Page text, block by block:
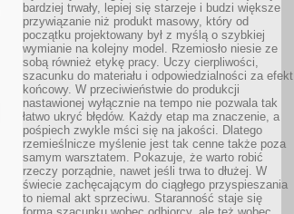
bardziej trwały, lepiej się starzeje i budzi większe
przywiązanie niż produkt masowy, który od
początku projektowany był z myślą o szybkiej
wymianie na kolejny model. Rzemiosło niesie ze
sobą również etykę pracy. Uczy cierpliwości,
szacunku do materiału i odpowiedzialności za efekt
końcowy. W przeciwieństwie do produkcji
nastawionej wyłącznie na tempo nie pozwala tak
łatwo ukryć błędów. Każdy etap ma znaczenie, a
pośpiech zwykle mści się na jakości. Dlatego
rzemieślnicze myślenie jest tak cenne także poza
samym warsztatem. Pokazuje, że warto robić
rzeczy porządnie, nawet jeśli trwa to dłużej. W
świecie zachęcającym do ciągłego przyspieszania
to niemal akt sprzeciwu. Staranność staje się